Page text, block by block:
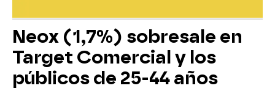
Neox (1,7%) sobresale en
Target Comercial y los
públicos de 25-44 años